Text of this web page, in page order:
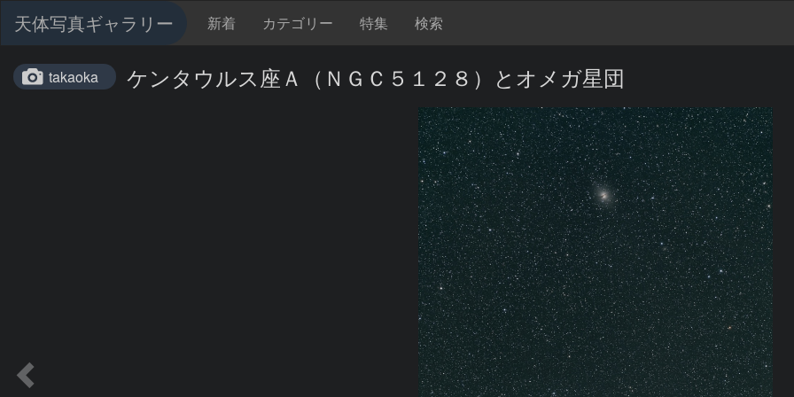
天体写真ギャラリー 新着 カテゴリー 特集 検索
takaoka ケンタウルス座Ａ（ＮＧＣ５１２８）とオメガ星団